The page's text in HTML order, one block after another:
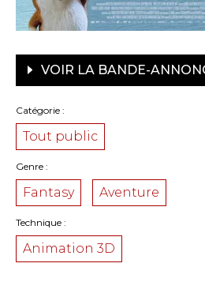
VOIR LA BANDE-
Catégorie
Tout public
Genre
Fantasy Aventure
Technique
Animation 3D